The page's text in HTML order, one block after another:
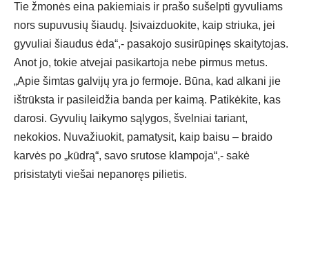
Tie žmonės eina pakiemiais ir prašo sušelpti gyvuliams
nors supuvusių šiaudų. Įsivaizduokite, kaip striuka, jei
gyvuliai šiaudus ėda“,- pasakojo susirūpinęs skaitytojas.
Anot jo, tokie atvejai pasikartoja nebe pirmus metus.
„Apie šimtas galvijų yra jo fermoje. Būna, kad alkani jie
ištrūksta ir pasileidžia banda per kaimą. Patikėkite, kas
darosi. Gyvulių laikymo sąlygos, švelniai tariant,
nekokios. Nuvažiuokit, pamatysit, kaip baisu – braido
karvės po „kūdrą“, savo srutose klampoja“,- sakė
prisistatyti viešai nepanoręs pilietis.